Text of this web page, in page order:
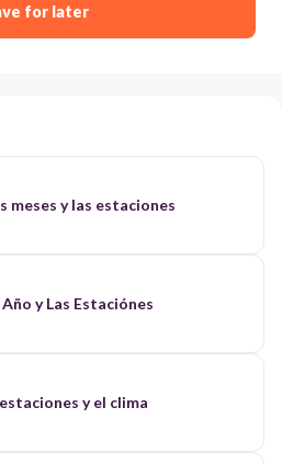
for later
meses y las estaciones
y Las Estaciónes
y el clima